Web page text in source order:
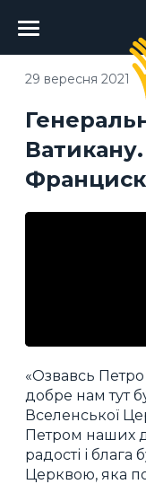
Головне
меню
29 вересня 2021
«Озвавсь
добре нам тут
Вселенської
Петром наших
радості і
Церквою, яка